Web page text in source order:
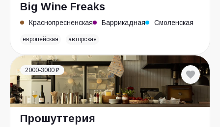
Big Wine Freaks
Краснопресненская Баррикадная Смоленская
европейская авторская
2000-3000 ₽
Прошуттерия